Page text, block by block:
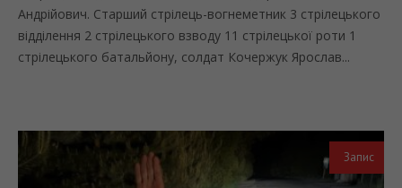
Андрійович. Старший стрілець-вогнеметник 3 стрілецького
відділення 2 стрілецького взводу 11 стрілецької роти 1
стрілецького батальйону, солдат Кочержук Ярослав...
Запис